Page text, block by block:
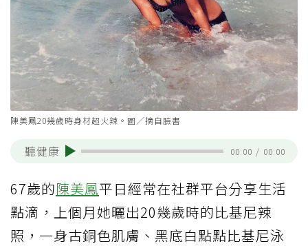
陳美鳳20幾歲時身材超火辣。圖／摘自臉書
聽健康 00:00 / 00:00
67歲的陳美鳳平日經常在社群平台分享生活
點滴，上個月她曬出20幾歲時的比基尼辣
照，一身古銅色肌膚、黑底白點點比基尼泳